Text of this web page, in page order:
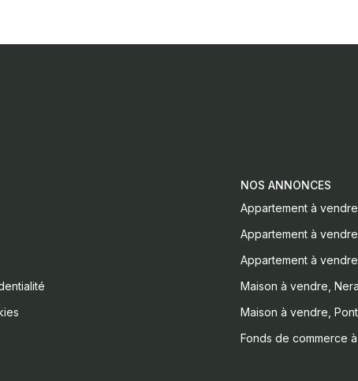
NOS ANNONCES
Appartement à
Appartement à
Appartement à
Maison à vendre,
Maison à vendre,
Fonds de commerce